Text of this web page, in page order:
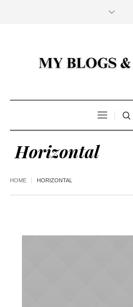
Horizontal
HOME HORIZONTAL